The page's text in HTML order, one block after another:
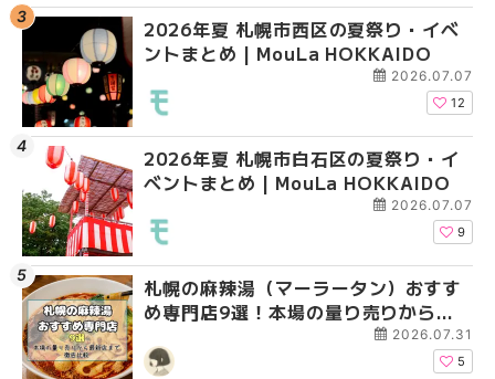
2026年夏 札幌市西区の夏祭り・イベ
ントまとめ | MouLa HOKKAIDO
2026.07.07
12
2026年夏 札幌市白石区の夏祭り・イ
ベントまとめ | MouLa HOKKAIDO
2026.07.07
9
札幌の麻辣湯（マーラータン）おすす
め専門店9選！本場の量り売りから最
新店まで徹底比較 | MouLa
HOKKAIDO
2026.07.31
5
2026年夏 札幌市北区
ントまとめ | MouLa
2026年夏 札幌市白石
ベントまとめ |
2026年夏 札幌市手稲
ベントまとめ |
2026年夏 札幌市西区
ントまとめ | MouLa
2026年夏 札幌市白石
ベントまとめ |
2026年夏 札幌市手稲
ベントまとめ |